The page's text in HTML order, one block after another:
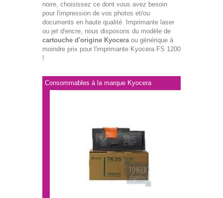
noire, choisissez ce dont vous avez besoin
pour l'impression de vos photos et/ou
documents en haute qualité. Imprimante laser
ou jet d'encre, nous disposons du modèle de
cartouche d'origine Kyoceraou générique à
moindre prix pour l'imprimante Kyocera FS 1200
!
Consommables à la marque Kyocera